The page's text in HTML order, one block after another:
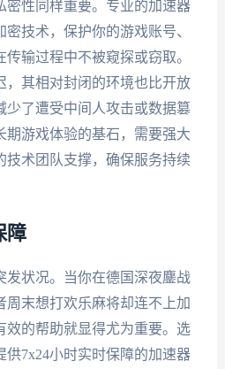
密性同样重要。专业的加速器
技术，保护你的游戏账号、
输过程中不被窥探或窃取。
，其相对封闭的环境也比开放
少了遭受中间人攻击或数据篡
期游戏体验的基石，需要强大
技术团队支撑，确保服务持续
障
发状况。当你在德国深夜鏖战
周末想打欢乐麻将却连不上加
效的帮助就显得尤为重要。选
7x24小时实时保障的加速器